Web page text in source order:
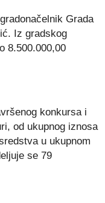
Grada
Iz gradskog
8.500.000,00
konkursa i
od ukupnog iznosa
u ukupnom
se 79